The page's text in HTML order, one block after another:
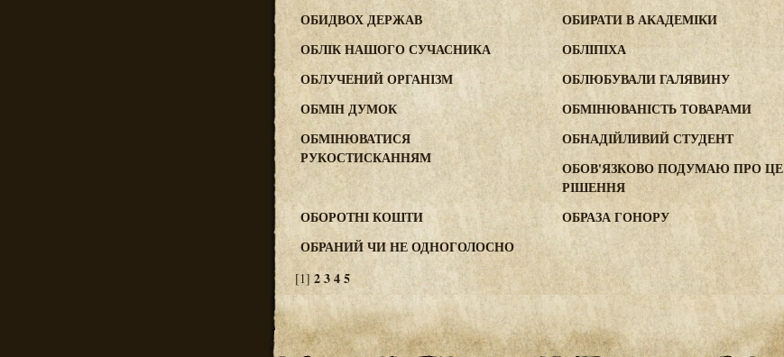
ОБИДВОХ ДЕРЖАВ
ОБИРАТИ В АКАДЕМІКИ
ОБЛІК НАШОГО СУЧАСНИКА
ОБЛІПІХА
ОБЛУЧЕНИЙ ОРГАНІЗМ
ОБЛЮБУВАЛИ ГАЛЯВИНУ
ОБМІН ДУМОК
ОБМІНЮВАНІСТЬ ТОВАРАМИ
ОБМІНЮВАТИСЯ
РУКОСТИСКАННЯМ
ОБНАДІЙЛИВИЙ СТУДЕНТ
ОБОВ'ЯЗКОВО ПОДУМАЮ ПРО ЦЕ
РІШЕННЯ
ОБОРОТНІ КОШТИ
ОБРАЗА ГОНОРУ
ОБРАНИЙ ЧИ НЕ ОДНОГОЛОСНО
[1] 2345